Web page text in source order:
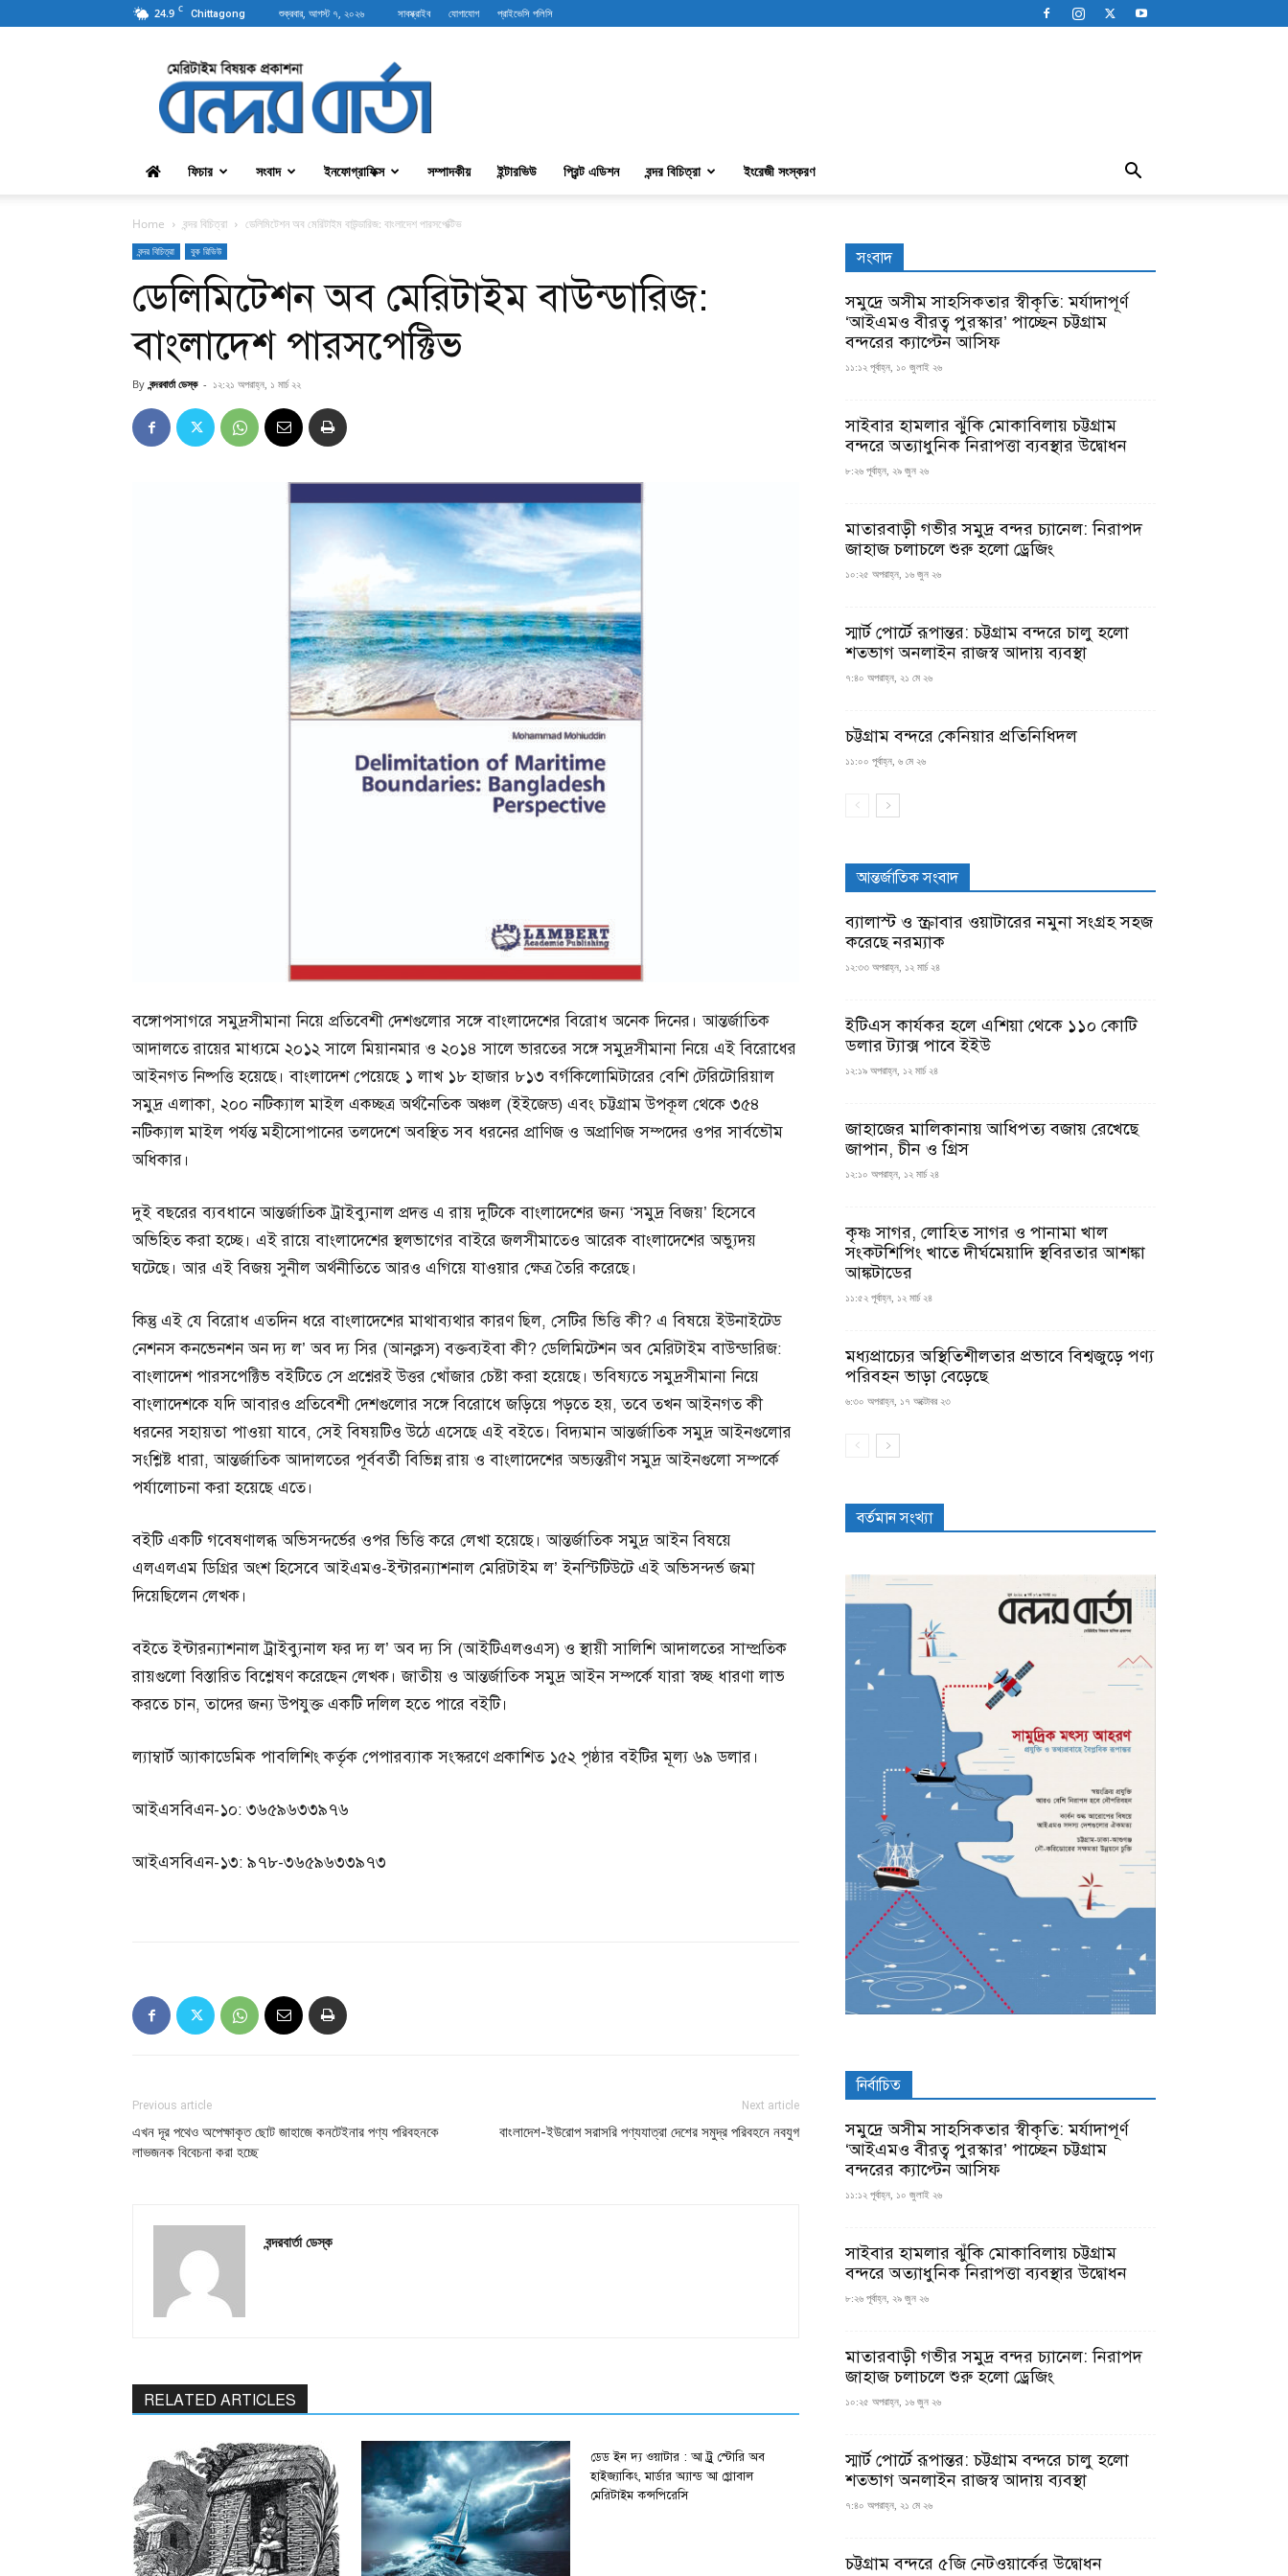
24.9 C Chittagong শুক্রবার, আগস্ট ৭, ২০২৬ সাবস্ক্রাইব যোগাযোগ প্রাইভেসি পলিসি
বন্দরবার্তা
ফিচার সংবাদ ইনফোগ্রাফিক্স সম্পাদকীয় ইন্টারভিউ প্রিন্ট এডিশন বন্দর বিচিত্রা ইংরেজী সংস্করণ
Home বন্দর বিচিত্রা ডেলিমিটেশন অব মেরিটাইম বাউন্ডারিজ: বাংলাদেশ পারসপেক্টিভ
বন্দর বিচিত্রা বুক রিভিউ
ডেলিমিটেশন অব মেরিটাইম বাউন্ডারিজ:
বাংলাদেশ পারসপেক্টিভ
By বন্দরবার্তা ডেস্ক - ১২:২১ অপরাহ্ন, ১ মার্চ ২২
বঙ্গোপসাগরে সমুদ্রসীমানা নিয়ে প্রতিবেশী দেশগুলোর সঙ্গে বাংলাদেশের বিরোধ অনেক দিনের। আন্তর্জাতিক
আদালতে রায়ের মাধ্যমে ২০১২ সালে মিয়ানমার ও ২০১৪ সালে ভারতের সঙ্গে সমুদ্রসীমানা নিয়ে এই বিরোধের
আইনগত নিষ্পত্তি হয়েছে। বাংলাদেশ পেয়েছে ১ লাখ ১৮ হাজার ৮১৩ বর্গকিলোমিটারের বেশি টেরিটোরিয়াল
সমুদ্র এলাকা, ২০০ নটিক্যাল মাইল একচ্ছত্র অর্থনৈতিক অঞ্চল (ইইজেড) এবং চট্টগ্রাম উপকূল থেকে ৩৫৪
নটিক্যাল মাইল পর্যন্ত মহীসোপানের তলদেশে অবস্থিত সব ধরনের প্রাণিজ ও অপ্রাণিজ সম্পদের ওপর সার্বভৌম
অধিকার।
দুই বছরের ব্যবধানে আন্তর্জাতিক ট্রাইব্যুনাল প্রদত্ত এ রায় দুটিকে বাংলাদেশের জন্য ‘সমুদ্র বিজয়’ হিসেবে
অভিহিত করা হচ্ছে। এই রায়ে বাংলাদেশের স্থলভাগের বাইরে জলসীমাতেও আরেক বাংলাদেশের অভ্যুদয়
ঘটেছে। আর এই বিজয় সুনীল অর্থনীতিতে আরও এগিয়ে যাওয়ার ক্ষেত্র তৈরি করেছে।
কিন্তু এই যে বিরোধ এতদিন ধরে বাংলাদেশের মাথাব্যথার কারণ ছিল, সেটির ভিত্তি কী? এ বিষয়ে ইউনাইটেড
নেশনস কনভেনশন অন দ্য ল’ অব দ্য সির (আনক্লস) বক্তব্যইবা কী? ডেলিমিটেশন অব মেরিটাইম বাউন্ডারিজ:
বাংলাদেশ পারসপেক্টিভ বইটিতে সে প্রশ্নেরই উত্তর খোঁজার চেষ্টা করা হয়েছে। ভবিষ্যতে সমুদ্রসীমানা নিয়ে
বাংলাদেশকে যদি আবারও প্রতিবেশী দেশগুলোর সঙ্গে বিরোধে জড়িয়ে পড়তে হয়, তবে তখন আইনগত কী
ধরনের সহায়তা পাওয়া যাবে, সেই বিষয়টিও উঠে এসেছে এই বইতে। বিদ্যমান আন্তর্জাতিক সমুদ্র আইনগুলোর
সংশ্লিষ্ট ধারা, আন্তর্জাতিক আদালতের পূর্ববর্তী বিভিন্ন রায় ও বাংলাদেশের অভ্যন্তরীণ সমুদ্র আইনগুলো সম্পর্কে
পর্যালোচনা করা হয়েছে এতে।
বইটি একটি গবেষণালব্ধ অভিসন্দর্ভের ওপর ভিত্তি করে লেখা হয়েছে। আন্তর্জাতিক সমুদ্র আইন বিষয়ে
এলএলএম ডিগ্রির অংশ হিসেবে আইএমও-ইন্টারন্যাশনাল মেরিটাইম ল’ ইনস্টিটিউটে এই অভিসন্দর্ভ জমা
দিয়েছিলেন লেখক।
বইতে ইন্টারন্যাশনাল ট্রাইব্যুনাল ফর দ্য ল’ অব দ্য সি (আইটিএলওএস) ও স্থায়ী সালিশি আদালতের সাম্প্রতিক
রায়গুলো বিস্তারিত বিশ্লেষণ করেছেন লেখক। জাতীয় ও আন্তর্জাতিক সমুদ্র আইন সম্পর্কে যারা স্বচ্ছ ধারণা লাভ
করতে চান, তাদের জন্য উপযুক্ত একটি দলিল হতে পারে বইটি।
ল্যাম্বার্ট অ্যাকাডেমিক পাবলিশিং কর্তৃক পেপারব্যাক সংস্করণে প্রকাশিত ১৫২ পৃষ্ঠার বইটির মূল্য ৬৯ ডলার।
আইএসবিএন-১০: ৩৬৫৯৬৩৩৯৭৬
আইএসবিএন-১৩: ৯৭৮-৩৬৫৯৬৩৩৯৭৩
Previous article
এখন দূর পথেও অপেক্ষাকৃত ছোট জাহাজে কনটেইনার পণ্য পরিবহনকে
লাভজনক বিবেচনা করা হচ্ছে
Next article
বাংলাদেশ-ইউরোপ সরাসরি পণ্যযাত্রা দেশের সমুদ্র পরিবহনে নবযুগ
বন্দরবার্তা ডেস্ক
RELATED ARTICLES
ডেড ইন দ্য ওয়াটার : আ ট্রু স্টোরি অব
হাইজ্যাকিং, মার্ডার অ্যান্ড আ গ্লোবাল
মেরিটাইম কন্সপিরেসি
সংবাদ
সমুদ্রে অসীম সাহসিকতার স্বীকৃতি: মর্যাদাপূর্ণ
‘আইএমও বীরত্ব পুরস্কার’ পাচ্ছেন চট্টগ্রাম
বন্দরের ক্যাপ্টেন আসিফ
১১:১২ পূর্বাহ্ন, ১০ জুলাই ২৬
সাইবার হামলার ঝুঁকি মোকাবিলায় চট্টগ্রাম
বন্দরে অত্যাধুনিক নিরাপত্তা ব্যবস্থার উদ্বোধন
৮:২৬ পূর্বাহ্ন, ২৯ জুন ২৬
মাতারবাড়ী গভীর সমুদ্র বন্দর চ্যানেল: নিরাপদ
জাহাজ চলাচলে শুরু হলো ড্রেজিং
১০:২৫ অপরাহ্ন, ১৬ জুন ২৬
স্মার্ট পোর্টে রূপান্তর: চট্টগ্রাম বন্দরে চালু হলো
শতভাগ অনলাইন রাজস্ব আদায় ব্যবস্থা
৭:৪০ অপরাহ্ন, ২১ মে ২৬
চট্টগ্রাম বন্দরে কেনিয়ার প্রতিনিধিদল
১১:০০ পূর্বাহ্ন, ৬ মে ২৬
আন্তর্জাতিক সংবাদ
ব্যালাস্ট ও স্ক্রাবার ওয়াটারের নমুনা সংগ্রহ সহজ
করেছে নরম্যাক
১২:৩৩ অপরাহ্ন, ১২ মার্চ ২৪
ইটিএস কার্যকর হলে এশিয়া থেকে ১১০ কোটি
ডলার ট্যাক্স পাবে ইইউ
১২:১৯ অপরাহ্ন, ১২ মার্চ ২৪
জাহাজের মালিকানায় আধিপত্য বজায় রেখেছে
জাপান, চীন ও গ্রিস
১২:১০ অপরাহ্ন, ১২ মার্চ ২৪
কৃষ্ণ সাগর, লোহিত সাগর ও পানামা খাল
সংকটশিপিং খাতে দীর্ঘমেয়াদি স্থবিরতার আশঙ্কা
আঙ্কটাডের
১১:৫২ পূর্বাহ্ন, ১২ মার্চ ২৪
মধ্যপ্রাচ্যের অস্থিতিশীলতার প্রভাবে বিশ্বজুড়ে পণ্য
পরিবহন ভাড়া বেড়েছে
৬:৩০ অপরাহ্ন, ১৭ অক্টোবর ২৩
বর্তমান সংখ্যা
নির্বাচিত
সমুদ্রে অসীম সাহসিকতার স্বীকৃতি: মর্যাদাপূর্ণ
‘আইএমও বীরত্ব পুরস্কার’ পাচ্ছেন চট্টগ্রাম
বন্দরের ক্যাপ্টেন আসিফ
১১:১২ পূর্বাহ্ন, ১০ জুলাই ২৬
সাইবার হামলার ঝুঁকি মোকাবিলায় চট্টগ্রাম
বন্দরে অত্যাধুনিক নিরাপত্তা ব্যবস্থার উদ্বোধন
৮:২৬ পূর্বাহ্ন, ২৯ জুন ২৬
মাতারবাড়ী গভীর সমুদ্র বন্দর চ্যানেল: নিরাপদ
জাহাজ চলাচলে শুরু হলো ড্রেজিং
১০:২৫ অপরাহ্ন, ১৬ জুন ২৬
স্মার্ট পোর্টে রূপান্তর: চট্টগ্রাম বন্দরে চালু হলো
শতভাগ অনলাইন রাজস্ব আদায় ব্যবস্থা
৭:৪০ অপরাহ্ন, ২১ মে ২৬
চট্টগ্রাম বন্দরে ৫জি নেটওয়ার্কের উদ্বোধন